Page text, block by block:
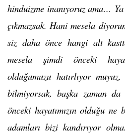
hinduizme inanıyoruz ama…
çıkmazsak. Hani mesela
siz daha önce hangi alt
mesela şimdi önceki
olduğumuzu hatırlıyor
bilmiyorsak, başka zaman da
önceki hayatımızın olduğu
adamları bizi kandırıyor